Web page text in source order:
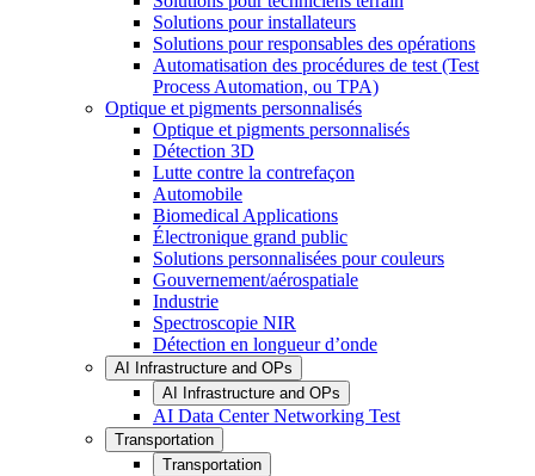
Solutions pour installateurs
Solutions pour responsables des opérations
Automatisation des procédures de test (Test
Process Automation, ou TPA)
Optique et pigments personnalisés
Optique et pigments personnalisés
Détection 3D
Lutte contre la contrefaçon
Automobile
Biomedical Applications
Électronique grand public
Solutions personnalisées pour couleurs
Gouvernement/aérospatiale
Industrie
Spectroscopie NIR
Détection en longueur d’onde
AI Infrastructure and OPs
AI Infrastructure and OPs
AI Data Center Networking Test
Transportation
Transportation